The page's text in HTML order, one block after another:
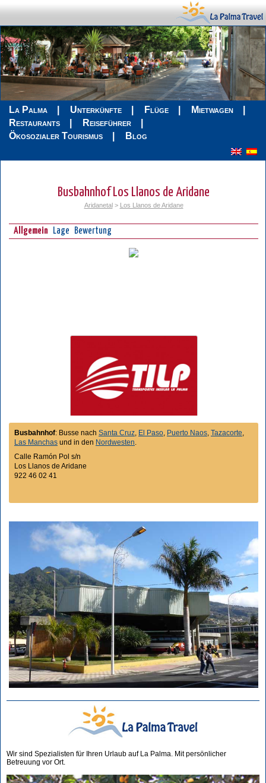
La Palma Unterkünfte Flüge
Mietwagen
Restaurants
Reiseführer
Ökosozialer Tourismus
Blog
Busbahnhof Los Llanos de Aridane
Aridanetal> Los Llanos de Aridane
Allgemein Lage Bewertung
Busbahnhof: Busse nach Santa Cruz, El Paso, Puerto Naos, Tazacorte,
Las Manchas und in den Nordwesten.
Calle Ramón Pol s/n
Los Llanos de Aridane
922 46 02 41
Wir sind Spezialisten für Ihren Urlaub auf La Palma. Mit persönlicher
Betreuung vor Ort.